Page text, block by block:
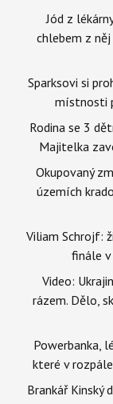
Jód z
chlebem z
Sparksovi si
místnosti
Rodina se 3
Majitelka
Okupovaný
územích
Viliam Schrojf:
finále v
Video:
rázem. Dělo,
Powerbanka,
které v
Brankář Kinský